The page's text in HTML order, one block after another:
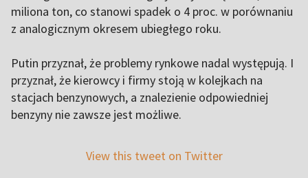
miliona ton, co stanowi spadek o 4 proc. w porównaniu
z analogicznym okresem ubiegłego roku.
Putin przyznał, że problemy rynkowe nadal występują. I
przyznał, że kierowcy i firmy stoją w kolejkach na
stacjach benzynowych, a znalezienie odpowiedniej
benzyny nie zawsze jest możliwe.
View this tweet on Twitter